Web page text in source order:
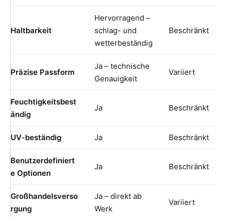
Haltbarkeit
Hervorragend –
schlag- und
wetterbeständig
Beschränkt
Präzise Passform
Ja – technische
Genauigkeit
Variiert
Feuchtigkeitsbest
ändig
Ja Beschränkt
UV-beständig Ja Beschränkt
Benutzerdefiniert
e Optionen
Ja Beschränkt
Großhandelsverso
rgung
Ja – direkt ab
Werk
Variiert